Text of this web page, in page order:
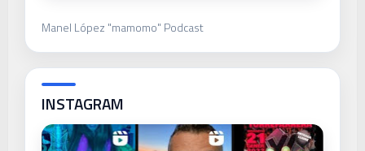
Manel López "mamomo" Podcast
INSTAGRAM